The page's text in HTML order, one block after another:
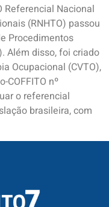
Referencial Nacional
(RNHTO) passou
Procedimentos
Além disso, foi criado
Ocupacional (CVTO),
COFFITO nº
o referencial
brasileira, com